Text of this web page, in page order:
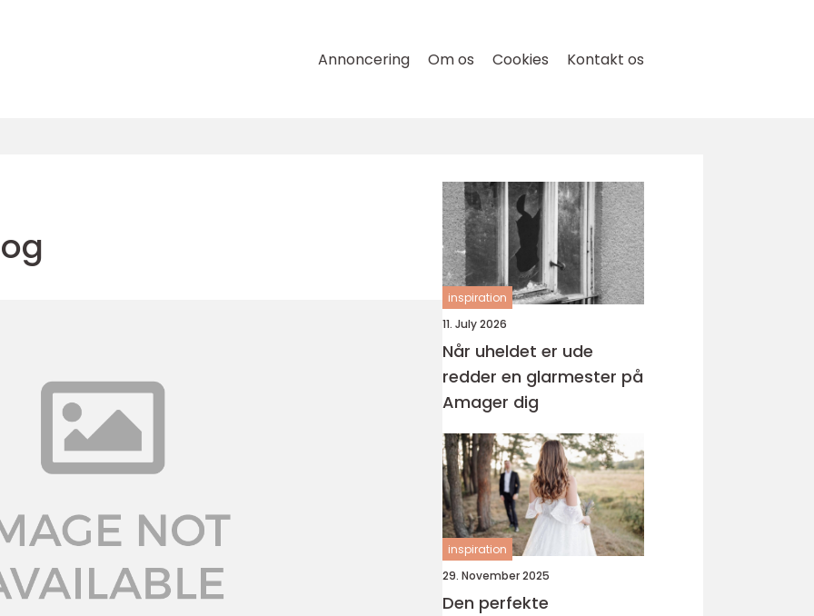
Annoncering Om os Cookies Kontakt os
inspiration
11. July 2026
Når uheldet er ude
redder en glarmester på
Amager dig
inspiration
29. November 2025
Den perfekte